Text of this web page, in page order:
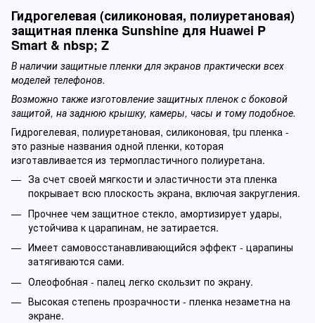
Гидрогелевая (силиконовая, полиуретановая)
защитная пленка Sunshine для Huawei P
Smart & nbsp; Z
В наличии защитные пленки для экранов практически всех
моделей телефонов.
Возможно также изготовление защитных пленок с боковой
защитой, на заднюю крышку, камеры, часы и тому подобное.
Гидрогелевая, полиуретановая, силиконовая, tpu пленка -
это разные названия одной пленки, которая
изготавливается из термопластичного полиуретана.
За счет своей мягкости и эластичности эта пленка
покрывает всю плоскость экрана, включая закругления.
Прочнее чем защитное стекло, амортизирует удары,
устойчива к царапинам, не затирается.
Имеет самовосстанавливающийся эффект - царапины
затягиваются сами.
Олеофобная - палец легко скользит по экрану.
Высокая степень прозрачности - пленка незаметна на
экране.